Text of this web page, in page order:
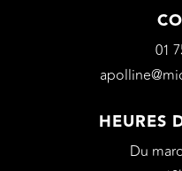
01
HEURES
Du